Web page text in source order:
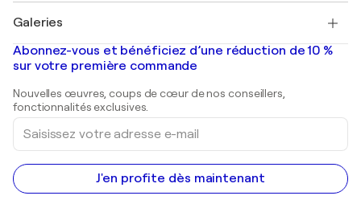
Banksy
Mr. Brainwash
Shepard Fairey
Tableaux abstraits à vendre
Peintures de paysage
Estampes
Peintures acryliques
Galeries
Galeries d'art en France
Galeries d'art en Belgique
Abonnez-vous et bénéficiez d’une réduction de 10 %
sur votre première commande
Nouvelles œuvres, coups de cœur de nos conseillers,
fonctionnalités exclusives.
Saisissez
votre
adresse
e-
mail
J'en profite dès maintenant